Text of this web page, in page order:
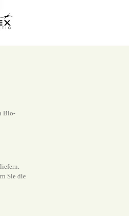
Bio-
Sie die